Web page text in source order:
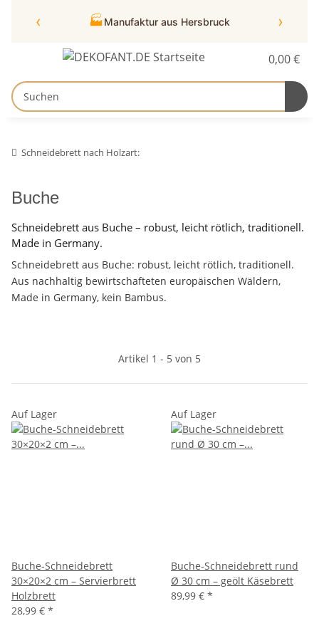
‹ 🏭 Manufaktur aus Hersbruck ›
0,00 €
Schneidebrett nach Holzart:
Buche
Schneidebrett aus Buche – robust, leicht rötlich, traditionell.
Made in Germany.
Schneidebrett aus Buche: robust, leicht rötlich, traditionell.
Aus nachhaltig bewirtschafteten europäischen Wäldern,
Made in Germany, kein Bambus.
Artikel 1 - 5 von 5
Auf Lager
Buche-Schneidebrett
30×20×2 cm – Servierbrett
Holzbrett
28,99 € *
Auf Lager
Buche-Schneidebrett rund
Ø 30 cm – geölt Käsebrett
89,99 € *